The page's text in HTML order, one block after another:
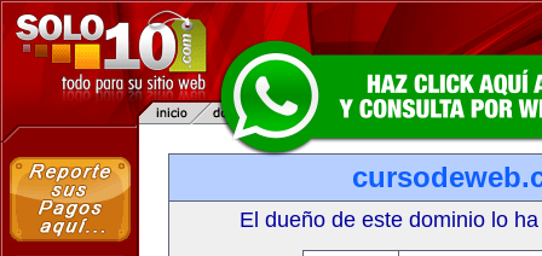
El dueño de este dominio lo